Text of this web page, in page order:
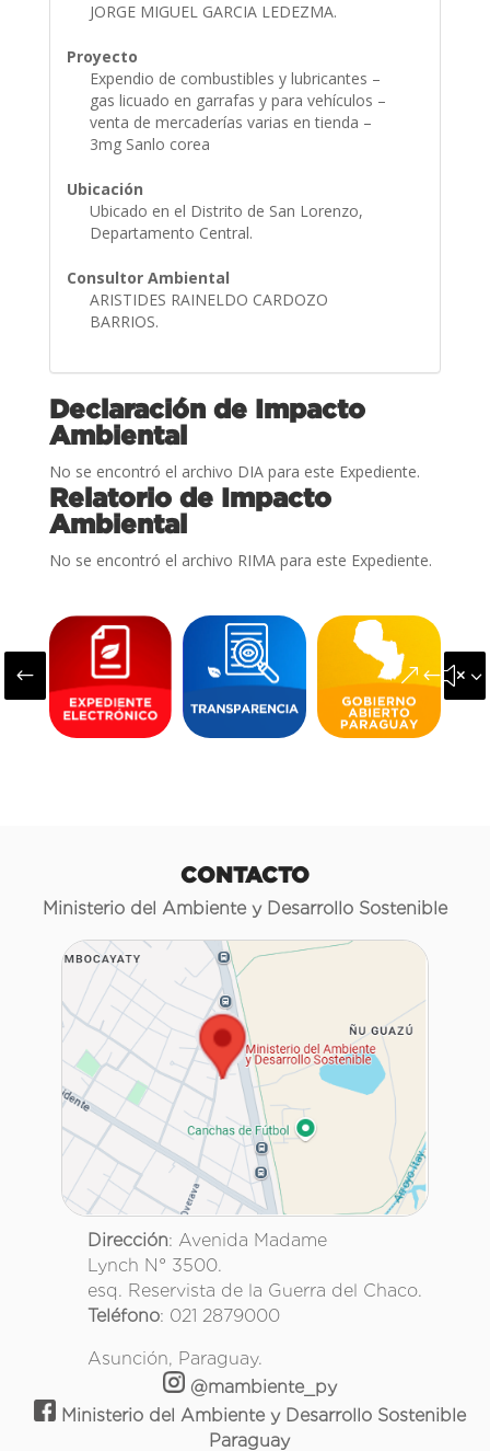
JORGE MIGUEL GARCIA LEDEZMA.
Proyecto
Expendio de combustibles y lubricantes –
gas licuado en garrafas y para vehículos –
venta de mercaderías varias en tienda –
3mg Sanlo corea
Ubicación
Ubicado en el Distrito de San Lorenzo,
Departamento Central.
Consultor Ambiental
ARISTIDES RAINELDO CARDOZO
BARRIOS.
Declaración de Impacto
Ambiental
No se encontró el archivo DIA para este Expediente.
Relatorio de Impacto
Ambiental
No se encontró el archivo RIMA para este Expediente.
#
CONTACTO
Ministerio del Ambiente y Desarrollo Sostenible
Dirección: Avenida Madame
Lynch N° 3500.
esq. Reservista de la Guerra del Chaco.
Teléfono: 021 2879000
Asunción, Paraguay.
@mambiente_py
Ministerio del Ambiente y Desarrollo Sostenible
Paraguay